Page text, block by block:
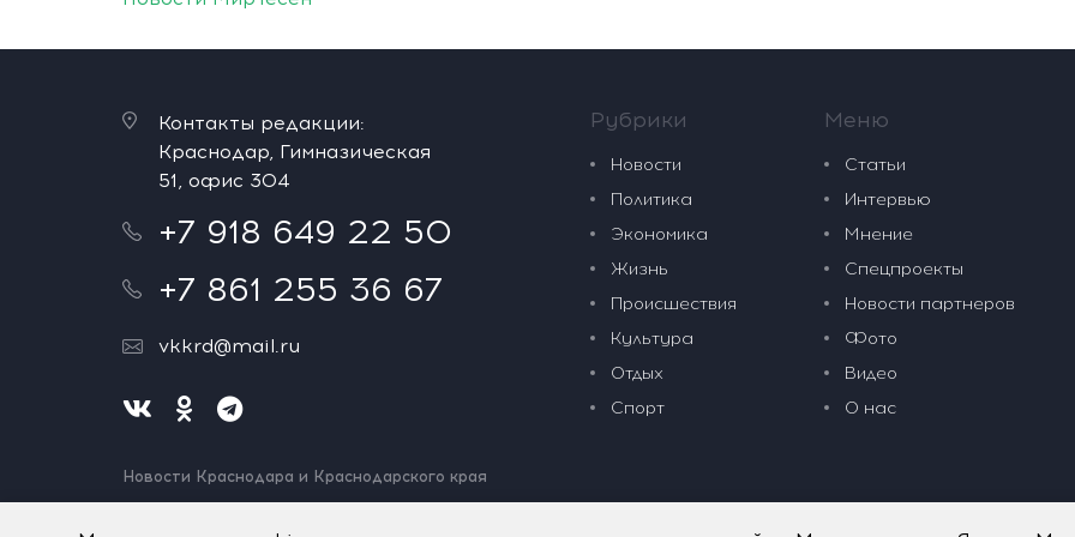
Контакты редакции:
Краснодар, Гимназическая
51, офис 304
+7 918 649 22 50
+7 861 255 36 67
vkkrd@mail.ru
Новости Краснодара и Краснодарского края
Нашли ошибку? Выделите и нажмите Ctrl+Enter.
Рубрики
Новости
Политика
Экономика
Жизнь
Происшествия
Культура
Отдых
Спорт
Меню
Статьи
Интервью
Мнение
Спецпроекты
Новости партнеров
Фото
Видео
О нас